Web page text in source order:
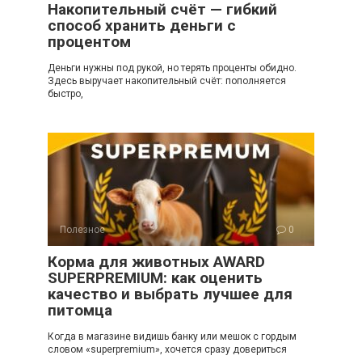
Накопительный счёт — гибкий
способ хранить деньги с
процентом
Деньги нужны под рукой, но терять проценты обидно.
Здесь выручает накопительный счёт: пополняется
быстро,
Полезное 0
Корма для животных AWARD
SUPERPREMIUM: как оценить
качество и выбрать лучшее для
питомца
Когда в магазине видишь банку или мешок с гордым
словом «superpremium», хочется сразу довериться